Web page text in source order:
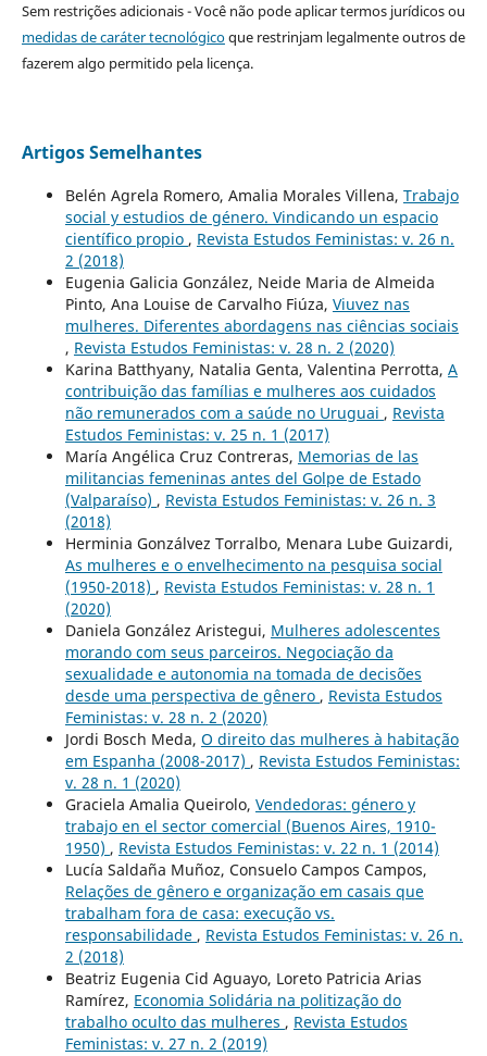
Sem restrições adicionais - Você não pode aplicar termos jurídicos ou
medidas de caráter tecnológicoque restrinjam legalmente outros de
fazerem algo permitido pela licença.
Artigos Semelhantes
Belén Agrela Romero, Amalia Morales Villena, Trabajo
social y estudios de género. Vindicando un espacio
científico propio , Revista Estudos Feministas: v. 26 n.
2 (2018)
Eugenia Galicia González, Neide Maria de Almeida
Pinto, Ana Louise de Carvalho Fiúza, Viuvez nas
mulheres. Diferentes abordagens nas ciências sociais
, Revista Estudos Feministas: v. 28 n. 2 (2020)
Karina Batthyany, Natalia Genta, Valentina Perrotta, A
contribuição das famílias e mulheres aos cuidados
não remunerados com a saúde no Uruguai , Revista
Estudos Feministas: v. 25 n. 1 (2017)
María Angélica Cruz Contreras, Memorias de las
militancias femeninas antes del Golpe de Estado
(Valparaíso) , Revista Estudos Feministas: v. 26 n. 3
(2018)
Herminia Gonzálvez Torralbo, Menara Lube Guizardi,
As mulheres e o envelhecimento na pesquisa social
(1950-2018) , Revista Estudos Feministas: v. 28 n. 1
(2020)
Daniela González Aristegui, Mulheres adolescentes
morando com seus parceiros. Negociação da
sexualidade e autonomia na tomada de decisões
desde uma perspectiva de gênero , Revista Estudos
Feministas: v. 28 n. 2 (2020)
Jordi Bosch Meda, O direito das mulheres à habitação
em Espanha (2008-2017) , Revista Estudos Feministas:
v. 28 n. 1 (2020)
Graciela Amalia Queirolo, Vendedoras: género y
trabajo en el sector comercial (Buenos Aires, 1910-
1950) , Revista Estudos Feministas: v. 22 n. 1 (2014)
Lucía Saldaña Muñoz, Consuelo Campos Campos,
Relações de gênero e organização em casais que
trabalham fora de casa: execução vs.
responsabilidade , Revista Estudos Feministas: v. 26 n.
2 (2018)
Beatriz Eugenia Cid Aguayo, Loreto Patricia Arias
Ramírez, Economia Solidária na politização do
trabalho oculto das mulheres , Revista Estudos
Feministas: v. 27 n. 2 (2019)